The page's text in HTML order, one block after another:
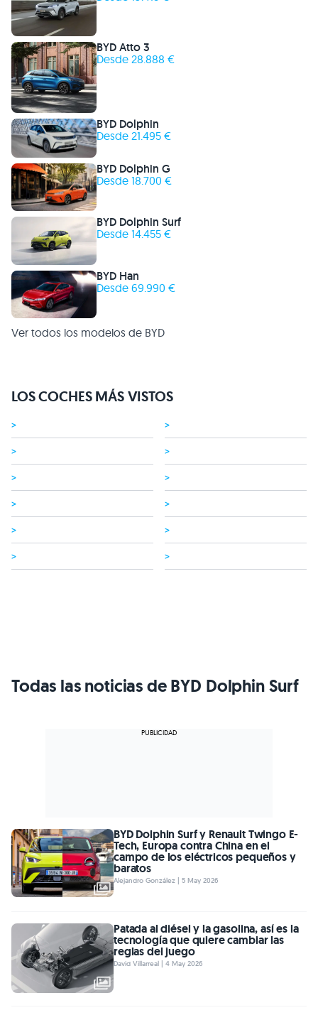
BYD Atto 3
Desde 28.888 €
BYD Dolphin
Desde 21.495 €
BYD Dolphin G
Desde 18.700 €
BYD Dolphin Surf
Desde 14.455 €
BYD Han
Desde 69.990 €
Ver todos los modelos de BYD
LOS COCHES MÁS VISTOS
>
>
>
>
>
>
>
>
>
>
>
>
Todas las noticias de BYD Dolphin Surf
BYD Dolphin Surf y Renault Twingo E-
Tech, Europa contra China en el
campo de los eléctricos pequeños y
baratos
Alejandro González | 5 May 2026
Patada al diésel y la gasolina, así es la
tecnología que quiere cambiar las
reglas del juego
David Villarreal | 4 May 2026